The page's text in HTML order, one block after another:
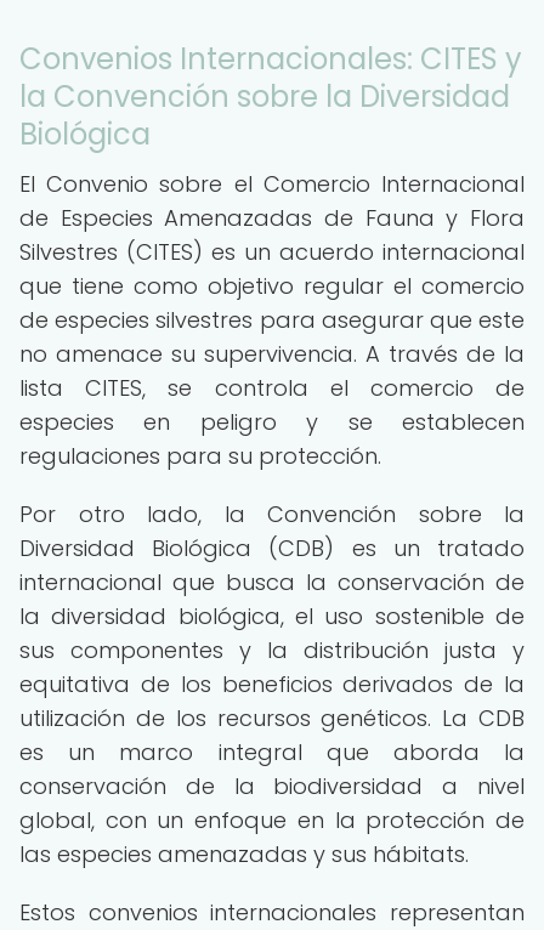
Convenios Internacionales: CITES y
la Convención sobre la Diversidad
Biológica
El Convenio sobre el Comercio Internacional
de Especies Amenazadas de Fauna y Flora
Silvestres (CITES) es un acuerdo internacional
que tiene como objetivo regular el comercio
de especies silvestres para asegurar que este
no amenace su supervivencia. A través de la
lista CITES, se controla el comercio de
especies en peligro y se establecen
regulaciones para su protección.
Por otro lado, la Convención sobre la
Diversidad Biológica (CDB) es un tratado
internacional que busca la conservación de
la diversidad biológica, el uso sostenible de
sus componentes y la distribución justa y
equitativa de los beneficios derivados de la
utilización de los recursos genéticos. La CDB
es un marco integral que aborda la
conservación de la biodiversidad a nivel
global, con un enfoque en la protección de
las especies amenazadas y sus hábitats.
Estos convenios internacionales representan